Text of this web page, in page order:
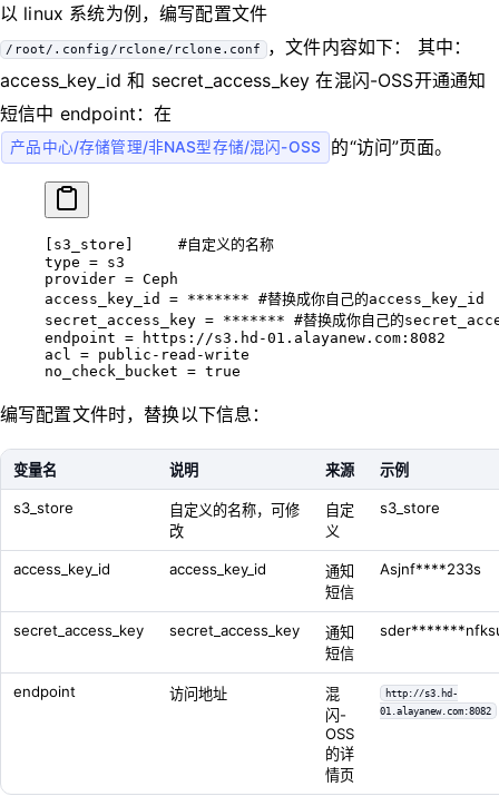
以 linux 系统为例，编写配置文件
/root/.config/rclone/rclone.conf
，文件内容如下： 其中：
access_key_id 和 secret_access_key 在混闪-OSS开通通知
短信中 endpoint：在
产品中心/存储管理/非NAS型存储/混闪-OSS 的“访问”页面。
[s3_store] #自定义的名称
type = s3
provider = Ceph
access_key_id
= ******* #替换成你自己的access_key_id
secret_access_key = ******* #替换成你自己的
endpoint = https://s3.hd-01.alayanew.com:8082
acl = public-read-write
no_check_bucket = true
编写配置文件时，替换以下信息：
变量名 说明 来源 示例
s3_store
自定义的名称，可修
改
自定
义
s3_store
access_key_id access_key_id
通知
短信
Asjnf****233s
secret_access_key secret_access_key
通知
短信
endpoint 访问地址
混
闪-
OSS
的详
情页
http://s3.hd-
01.alayanew.com:8082